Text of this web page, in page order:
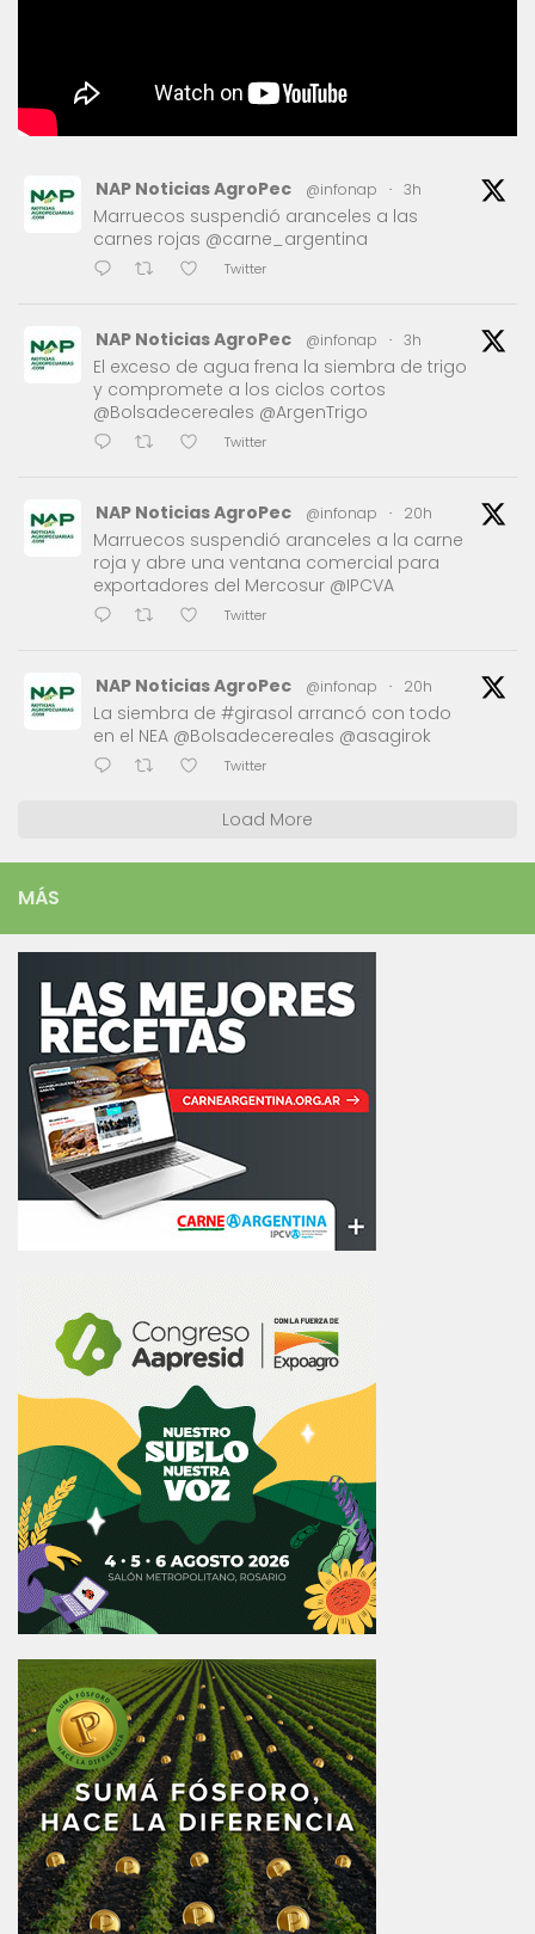
NAP Noticias AgroPec @infonap · 3h
Marruecos suspendió aranceles a las
carnes rojas @carne_argentina
Twitter
NAP Noticias AgroPec @infonap · 3h
El exceso de agua frena la siembra de trigo
y compromete a los ciclos cortos
@Bolsadecereales @ArgenTrigo
Twitter
NAP Noticias AgroPec @infonap · 20h
Marruecos suspendió aranceles a la carne
roja y abre una ventana comercial para
exportadores del Mercosur @IPCVA
Twitter
NAP Noticias AgroPec @infonap · 20h
La siembra de #girasol arrancó con todo
en el NEA @Bolsadecereales @asagirok
Twitter
Load More
MÁS